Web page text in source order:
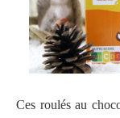
Ces roulés au